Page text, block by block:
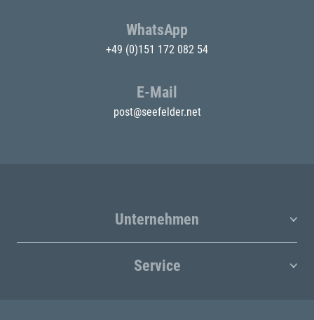
WhatsApp
+49 (0)151 172 082 54
E-Mail
post@seefelder.net
Unternehmen
Service